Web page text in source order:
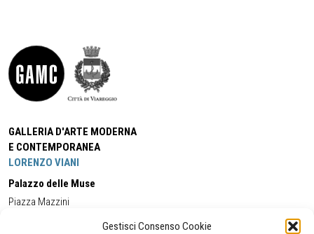
Gestisci Consenso Cookie
GALLERIA D'ARTE MODERNA
E CONTEMPORANEA
LORENZO VIANI
Palazzo delle Muse
Piazza Mazzini